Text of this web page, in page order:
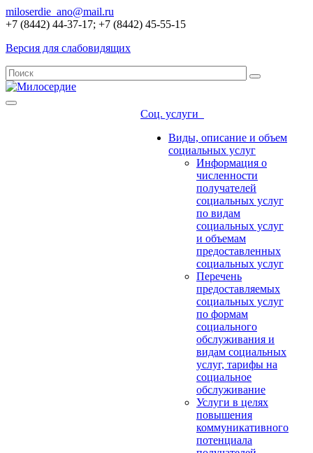
miloserdie_ano@mail.ru
+7 (8442) 44-37-17; +7 (8442) 45-55-15
Версия для слабовидящих
Соц. услуги
Виды, описание и объем
социальных услуг
Информация о
численности
получателей
социальных услуг
по видам
социальных услуг
и объемам
предоставленных
социальных услуг
Перечень
предоставляемых
социальных услуг
по формам
социального
обслуживания и
видам социальных
услуг, тарифы на
социальное
обслуживание
Услуги в целях
повышения
коммуникативного
потенциала